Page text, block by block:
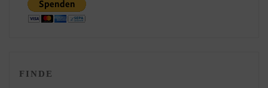
FINDE